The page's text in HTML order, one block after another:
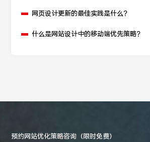
网页设计更新的最佳实践是什么？
什么是网站设计中的移动端优先策略？
预约网站优化策略咨询（限时免费）